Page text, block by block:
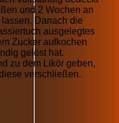
und 2 Wochen an
Danach die
ausgelegtes
Zucker aufkochen
gelöst hat.
zu dem Likör geben,
verschließen.